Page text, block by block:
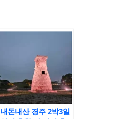
내돈내산 경주 2박3일